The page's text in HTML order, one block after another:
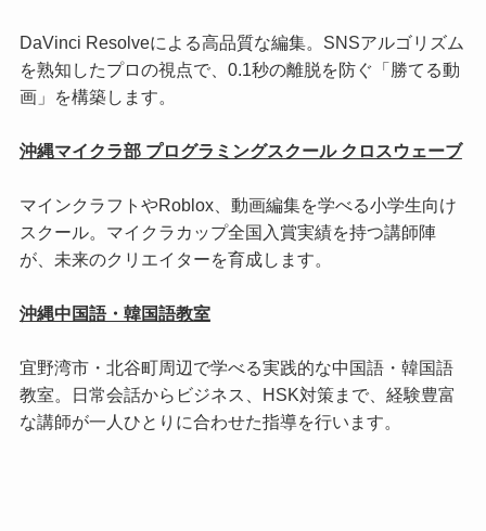
DaVinci Resolveによる高品質な編集。SNSアルゴリズム
を熟知したプロの視点で、0.1秒の離脱を防ぐ「勝てる動
画」を構築します。
沖縄マイクラ部 プログラミングスクール クロスウェーブ
マインクラフトやRoblox、動画編集を学べる小学生向け
スクール。マイクラカップ全国入賞実績を持つ講師陣
が、未来のクリエイターを育成します。
沖縄中国語・韓国語教室
宜野湾市・北谷町周辺で学べる実践的な中国語・韓国語
教室。日常会話からビジネス、HSK対策まで、経験豊富
な講師が一人ひとりに合わせた指導を行います。